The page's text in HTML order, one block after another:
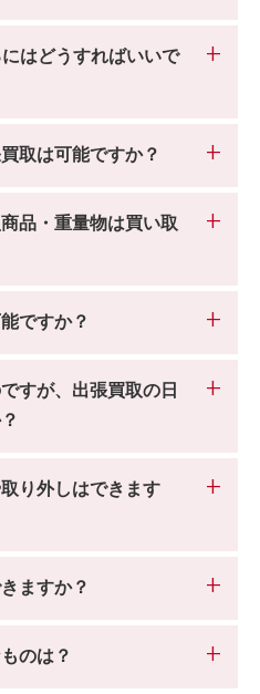
はどうすればいいで
取は可能ですか？
品・重量物は買い取
ですか？
すが、出張買取の日
り外しはできます
ますか？
のは？